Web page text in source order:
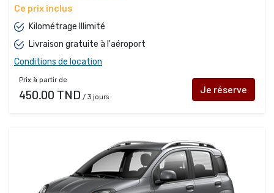
Ce prix inclus
Kilométrage Illimité
Livraison gratuite à l'aéroport
Conditions de location
Prix à partir de
450.00 TND / 3 jours
Je réserve